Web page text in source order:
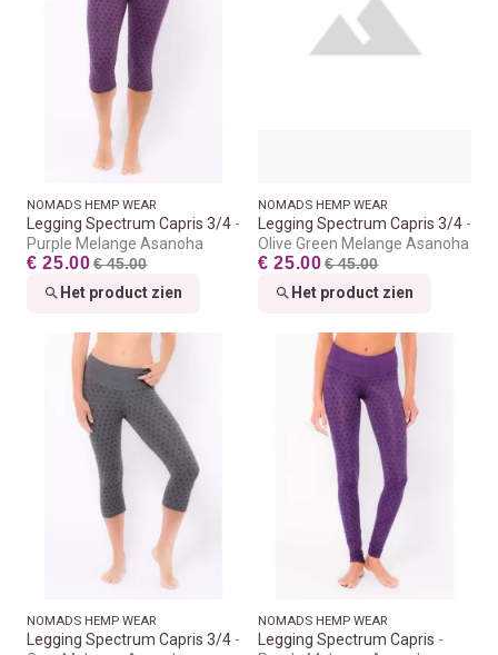
NOMADS HEMP WEAR
Legging Spectrum Capris 3/4
Purple Melange Asanoha
€ 25.00 € 45.00
Het product zien
NOMADS HEMP WEAR
Legging Spectrum Capris 3/4
Olive Green Melange Asanoha
€ 25.00 € 45.00
Het product zien
NOMADS HEMP WEAR
Legging Spectrum Capris 3/4
NOMADS HEMP WEAR
Legging Spectrum Capris